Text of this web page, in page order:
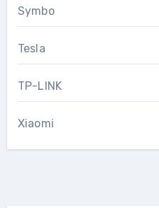
Symbo
Tesla
TP-LINK
Xiaomi